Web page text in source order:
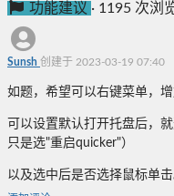
功能建议 · 1195 次浏
Sunsh 创建于 2023-03-19 07:40
如题，希望可以右键菜单，增
可以设置默认打开托盘后，
只是选"重启quicker"）
以及选中后是否选择鼠标单击